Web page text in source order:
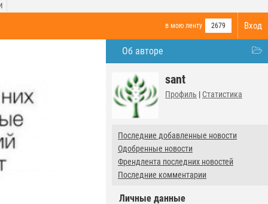
Вход
в мою ленту 2679
Об авторе
sant
Профиль | Статистика
Последние добавленные новости
Одобренные новости
Френдлента последних новостей
Последние комментарии
Личные данные